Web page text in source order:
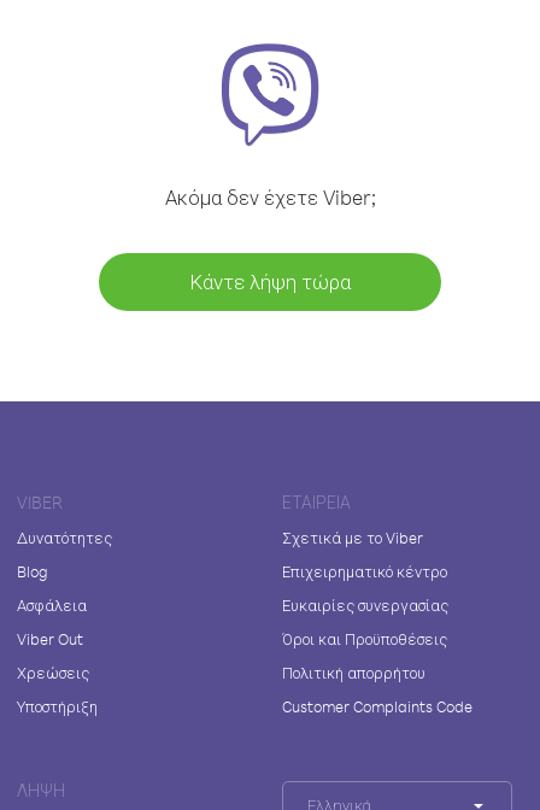
Ακόμα δεν έχετε Viber;
Κάντε λήψη τώρα
VIBER
Δυνατότητες
Blog
Ασφάλεια
Viber Out
Χρεώσεις
Υποστήριξη
ΕΤΑΙΡΕΊΑ
Σχετικά με το Viber
Επιχειρηματικό κέντρο
Ευκαιρίες συνεργασίας
Όροι και Προϋποθέσεις
Πολιτική απορρήτου
Customer Complaints Code
ΛΉΨΗ
Ελληνικά